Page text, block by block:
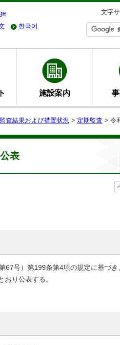
文字
한국어
施設案内
査結果および措置状況 > 定期監査 > 令
表
67号）第199条第4項の規定に基づ
おり公表する。